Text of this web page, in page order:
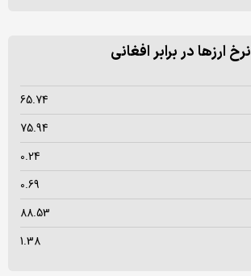
نرخ ارزها در برابر افغانی
65.74
75.94
0.24
0.69
88.53
1.38